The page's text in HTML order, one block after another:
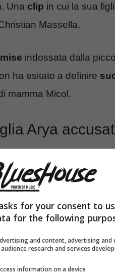
Una clip in cui la sua
Massella.
mise indossata dalla
ha esitato a definire
mamma Micol.
Arya
for your consent to
for the following
and content, advertising and
research and services
information on a device